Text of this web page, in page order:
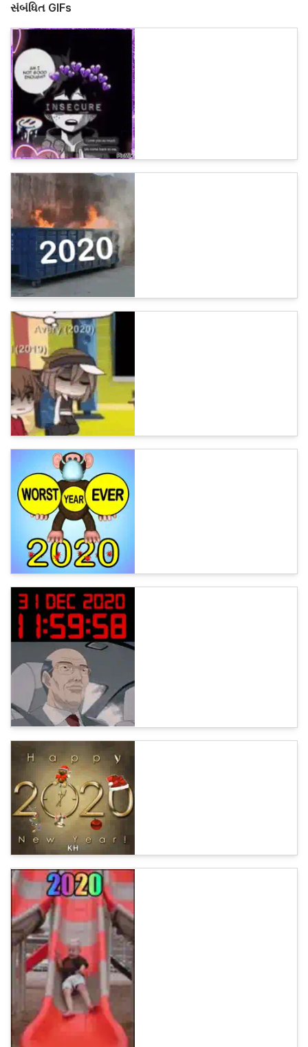
સંબંધિત GIFs